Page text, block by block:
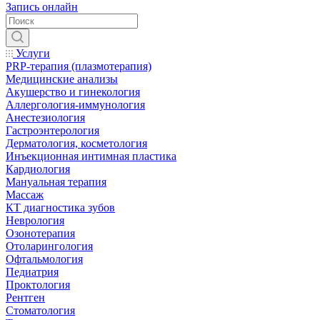
Запись онлайн
Услуги
PRP-терапия (плазмотерапия)
Медицинские анализы
Акушерство и гинекология
Аллергология-иммунология
Анестезиология
Гастроэнтерология
Дерматология, косметология
Инъекционная интимная пластика
Кардиология
Мануальная терапия
Массаж
КТ диагностика зубов
Неврология
Озонотерапия
Отоларингология
Офтальмология
Педиатрия
Проктология
Рентген
Стоматология